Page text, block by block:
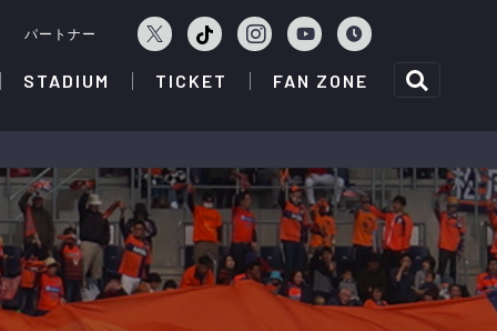
パートナー
STADIUM TICKET FAN ZONE